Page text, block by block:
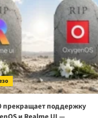
прекращает поддержку